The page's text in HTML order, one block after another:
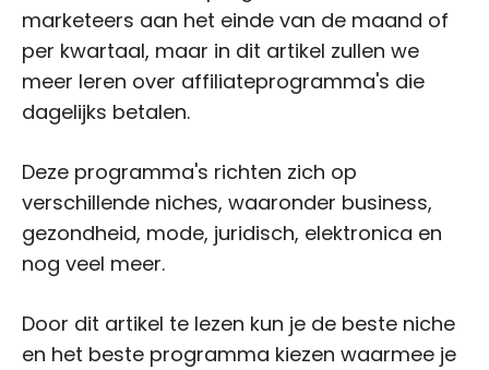
marketeers aan het einde van de maand of
per kwartaal, maar in dit artikel zullen we
meer leren over affiliateprogramma's die
dagelijks betalen.
Deze programma's richten zich op
verschillende niches, waaronder business,
gezondheid, mode, juridisch, elektronica en
nog veel meer.
Door dit artikel te lezen kun je de beste niche
en het beste programma kiezen waarmee je